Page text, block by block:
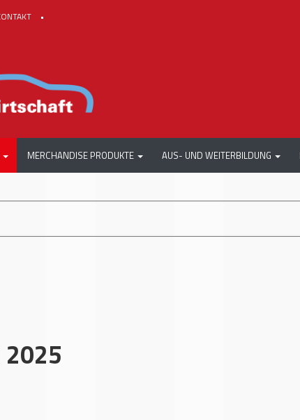
•
MERCHANDISE PRODUKTE AUS- UND WEITERBILDUNG
2025